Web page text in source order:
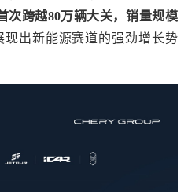
次跨越80万辆大关，销量规模
现出新能源赛道的强劲增长势